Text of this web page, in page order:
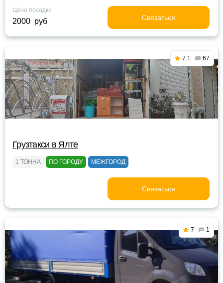
Цена посадки
2000 руб Связаться
7.1 67
Грузтакси в Ялте
1 ТОННА ПО ГОРОДУ МЕЖГОРОД
Связаться
7 1